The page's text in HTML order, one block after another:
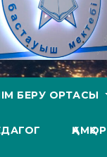
БЕРУ ОРТАСЫ